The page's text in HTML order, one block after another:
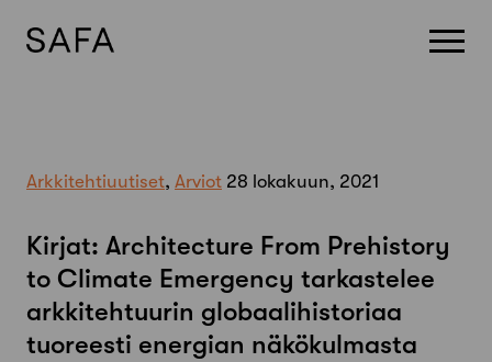
Arkkitehtiuutiset, Arviot 28 lokakuun, 2021
Kirjat: Architecture From Prehistory
to Climate Emergency tarkastelee
arkkitehtuurin globaalihistoriaa
tuoreesti energian näkökulmasta